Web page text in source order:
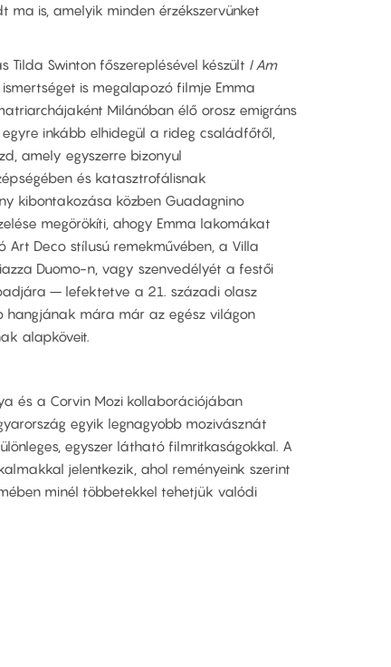
ma is, amelyik minden érzékszervünket
Tilda Swinton főszereplésével készült I Am
is megalapozó filmje Emma
Milánóban élő orosz emigráns
inkább elhidegül a rideg családfőtől,
amely egyszerre bizonyul
és katasztrofálisnak
kibontakozása közben Guadagnino
megörökíti, ahogy Emma lakomákat
Deco stílusú remekművében, a Villa
Duomo-n, vagy szenvedélyét a festői
– lefektetve a 21. századi olasz
hangjának mára már az egész világon
alapköveit.
és a Corvin Mozi kollaborációjában
egyik legnagyobb mozivásznát
egyszer látható filmritkaságokkal. A
jelentkezik, ahol reményeink szerint
minél többetekkel tehetjük valódi